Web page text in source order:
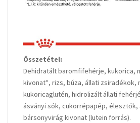
Összetétel:
Dehidratált baromfifehérje, kukorica,
kivonat*, rizs, búza, állati zsiradékok,
kukoricaglutén, hidrolizált állati
ásványi sók, cukorrépapép, élesztők,
bársonyvirág kivonat (lutein forrás).